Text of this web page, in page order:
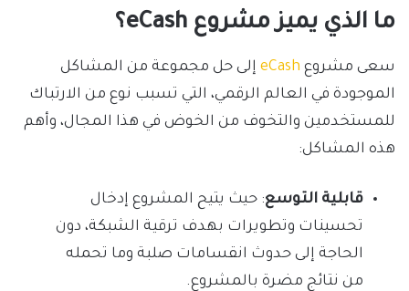
ما الذي يميز مشروع eCash؟
سعى مشروع eCash إلى حل مجموعة من المشاكل
الموجودة في العالم الرقمي، التي تسبب نوع من الارتباك
للمستخدمين والتخوف من الخوض في هذا المجال، وأهم
هذه المشاكل:
قابلية التوسع: حيث يتيح المشروع إدخال
تحسينات وتطويرات بهدف ترقية الشبكة، دون
الحاجة إلى حدوث انقسامات صلبة وما تحمله
من نتائج مضرة بالمشروع.